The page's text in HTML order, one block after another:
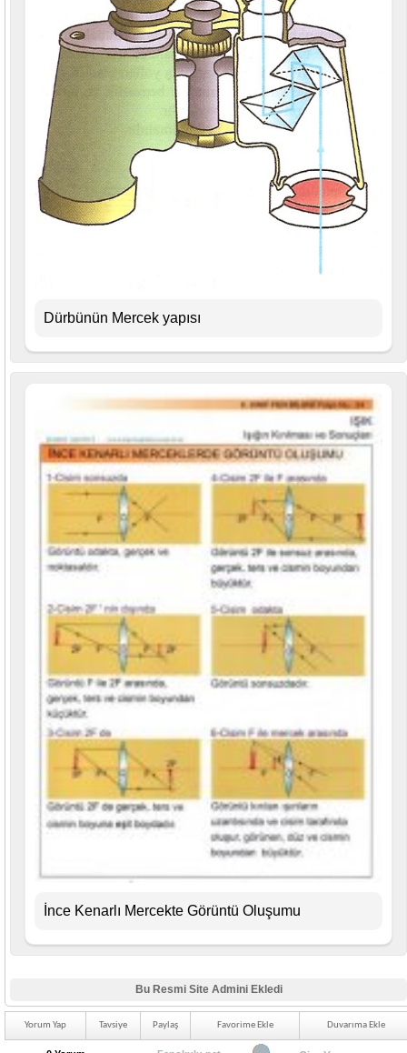
Dürbünün Mercek yapısı
İnce Kenarlı Mercekte Görüntü Oluşumu
Bu Resmi Site Admini Ekledi
Yorum Yap Tavsiye Paylaş Favorime Ekle Duvarıma Ekle